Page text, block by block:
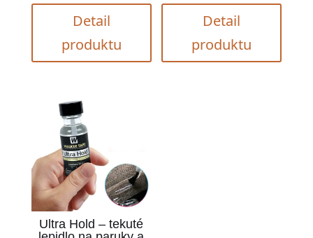
Detail
produktu
Detail
produktu
Ultra Hold – tekuté